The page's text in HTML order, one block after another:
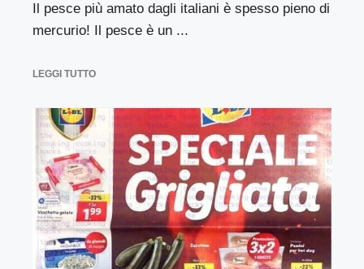
Il pesce più amato dagli italiani è spesso pieno di
mercurio! Il pesce è un ...
LEGGI TUTTO